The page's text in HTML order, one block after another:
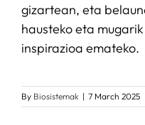
gizartean, eta
hausteko eta
inspirazioa emateko.
By Biosistemak | 7 March 2025